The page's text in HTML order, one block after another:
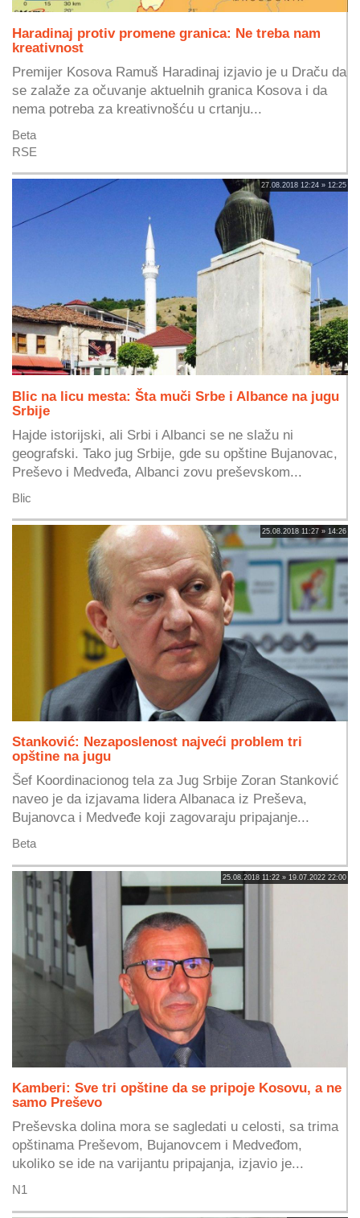
Haradinaj protiv promene granica: Ne treba nam
kreativnost
Premijer Kosova Ramuš Haradinaj izjavio je u Draču da
se zalaže za očuvanje aktuelnih granica Kosova i da
nema potreba za kreativnošću u crtanju...
Beta
RSE
27.08.2018 12:24 » 12:25
Blic na licu mesta: Šta muči Srbe i Albance na jugu
Srbije
Hajde istorijski, ali Srbi i Albanci se ne slažu ni
geografski. Tako jug Srbije, gde su opštine Bujanovac,
Preševo i Medveđa, Albanci zovu preševskom...
Blic
25.08.2018 11:27 » 14:26
Stanković: Nezaposlenost najveći problem tri
opštine na jugu
Šef Koordinacionog tela za Jug Srbije Zoran Stanković
naveo je da izjavama lidera Albanaca iz Preševa,
Bujanovca i Medveđe koji zagovaraju pripajanje...
Beta
25.08.2018 11:22 » 19.07.2022 22:00
Kamberi: Sve tri opštine da se pripoje Kosovu, a ne
samo Preševo
Preševska dolina mora se sagledati u celosti, sa trima
opštinama Preševom, Bujanovcem i Medveđom,
ukoliko se ide na varijantu pripajanja, izjavio je...
N1